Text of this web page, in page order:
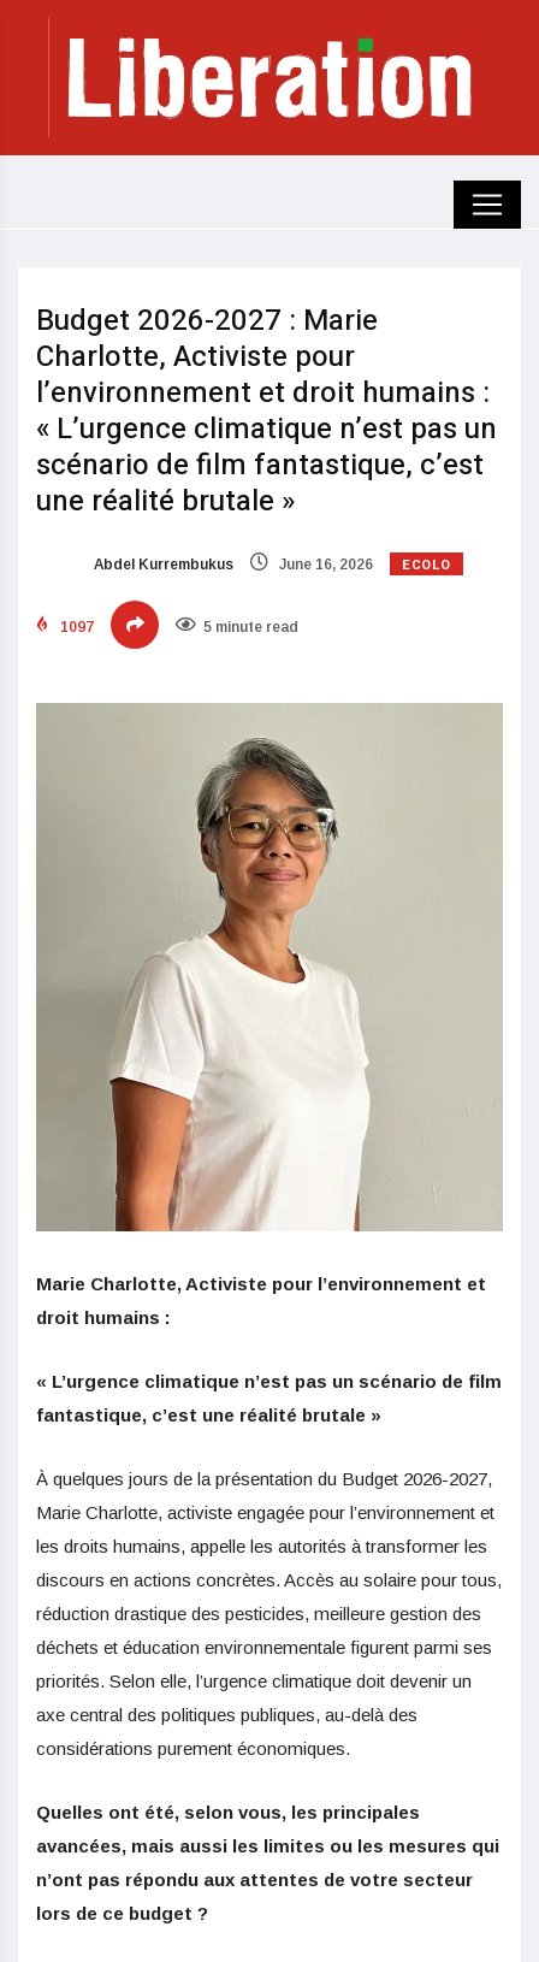
Budget 2026-2027 : Marie
Charlotte, Activiste pour
l’environnement et droit humains :
« L’urgence climatique n’est pas un
scénario de film fantastique, c’est
une réalité brutale »
Abdel Kurrembukus June 16, 2026 ECOLO
1097 5 minute read
Marie Charlotte, Activiste pour l’environnement et
droit humains :
« L’urgence climatique n’est pas un scénario de film
fantastique, c’est une réalité brutale »
À quelques jours de la présentation du Budget 2026-2027,
Marie Charlotte, activiste engagée pour l’environnement et
les droits humains, appelle les autorités à transformer les
discours en actions concrètes. Accès au solaire pour tous,
réduction drastique des pesticides, meilleure gestion des
déchets et éducation environnementale figurent parmi ses
priorités. Selon elle, l’urgence climatique doit devenir un
axe central des politiques publiques, au-delà des
considérations purement économiques.
Quelles ont été, selon vous, les principales
avancées, mais aussi les limites ou les mesures qui
n’ont pas répondu aux attentes de votre secteur
lors de ce budget ?